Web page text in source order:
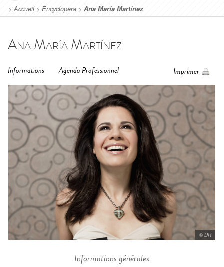
>Accueil> Encyclopera > Ana María Martínez
Ana María Martínez
Informations Agenda Professionnel Imprimer
© DR
Informations générales